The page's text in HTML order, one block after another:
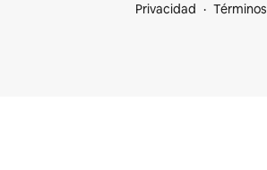
Privacidad
Términos